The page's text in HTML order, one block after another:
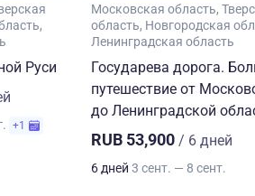
Руси
+1
Московская область
область Новгородская
Ленинградская область
Государева дорога.
путешествие от
до Ленинградской
RUB 53,900 / 6 дней
6 дней 3 сент. — 8 сент.